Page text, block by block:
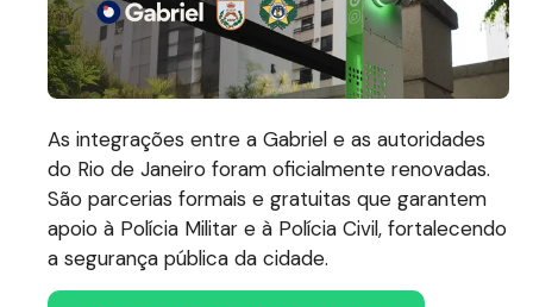
As integrações entre a Gabriel e as autoridades
do Rio de Janeiro foram oficialmente renovadas.
São parcerias formais e gratuitas que garantem
apoio à Polícia Militar e à Polícia Civil, fortalecendo
a segurança pública da cidade.